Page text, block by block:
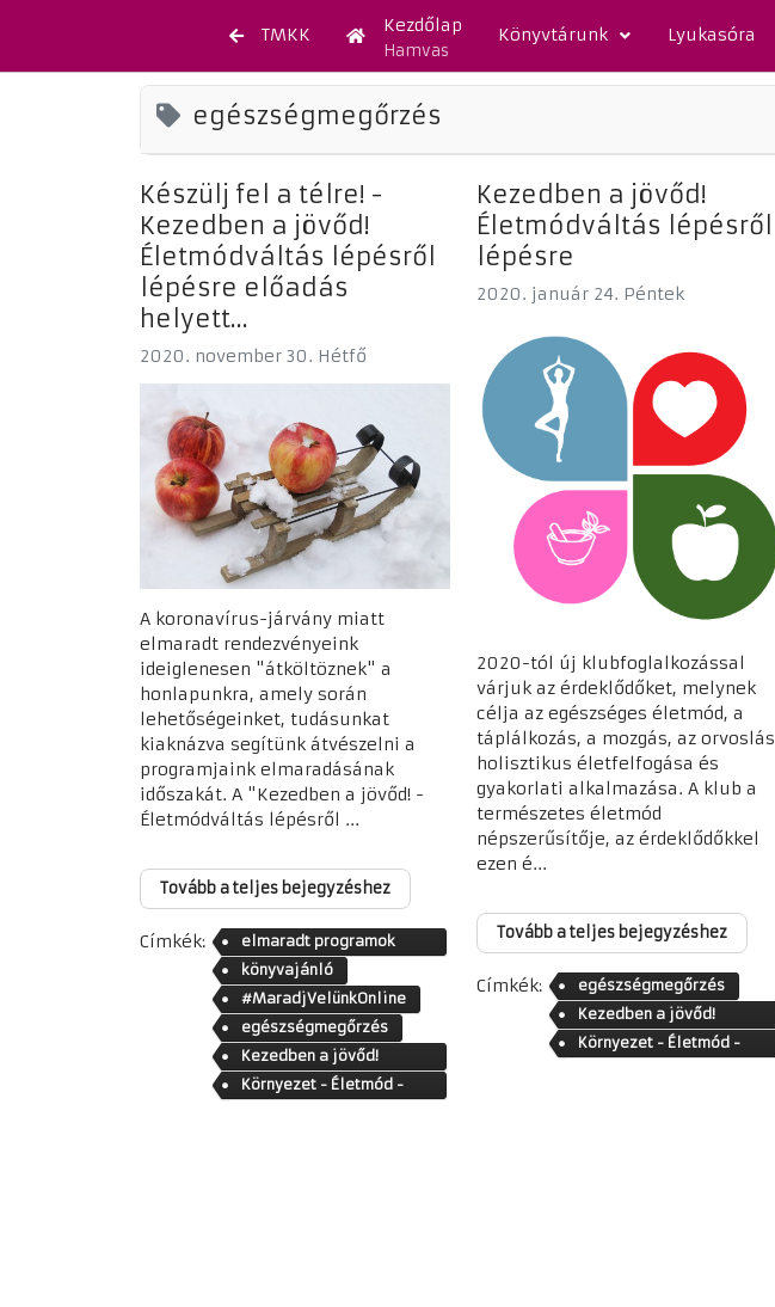
TMKK Kezdőlap
Hamvas
Könyvtárunk Lyukasóra
egészségmegőrzés
Készülj fel a télre! -
Kezedben a jövőd!
Életmódváltás lépésről
lépésre előadás
helyett...
2020. november 30. Hétfő
A koronavírus-járvány miatt
elmaradt rendezvényeink
ideiglenesen "átköltöznek" a
honlapunkra, amely során
lehetőségeinket, tudásunkat
kiaknázva segítünk átvészelni a
programjaink elmaradásának
időszakát. A "Kezedben a jövőd! -
Életmódváltás lépésről ...
Tovább a teljes bejegyzéshez
Címkék:
elmaradt programok
helyett
könyvajánló
#MaradjVelünkOnline
egészségmegőrzés
Kezedben a jövőd!
Életmódváltás lépésről
Környezet - Életmód -
Kezedben a jövőd!
Életmódváltás lépésről
lépésre
2020. január 24. Péntek
2020-tól új klubfoglalkozással
várjuk az érdeklődőket, melynek
célja az egészséges életmód, a
táplálkozás, a mozgás, az orvoslás
holisztikus életfelfogása és
gyakorlati alkalmazása. A klub a
természetes életmód
népszerűsítője, az érdeklődőkkel
ezen é...
Tovább a teljes bejegyzéshez
Címkék:
egészségmegőrzés
Kezedben a jövőd!
Életmódváltás lépésről
Környezet - Életmód -